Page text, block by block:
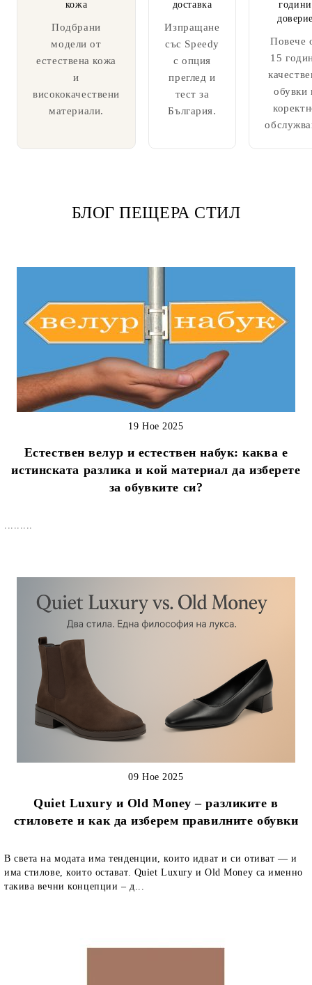
кожа
Подбрани
модели от
естествена кожа
и
висококачествени
материали.
доставка
Изпращане
със Speedy
с опция
преглед и
тест за
България.
години
Повече
15
обувки
БЛОГ ПЕЩЕРА СТИЛ
Естествен велур и естествен набук: каква е
истинската разлика и кой материал да изберете
за обувките си?
19 Ное 2025
.........
Quiet Luxury и Old Money – разликите в
стиловете и как да изберем правилните обувки
09 Ное 2025
В света на модата има тенденции, които идват и си отиват — и
има стилове, които остават. Quiet Luxury и Old Money са именно
такива вечни концепции – д...